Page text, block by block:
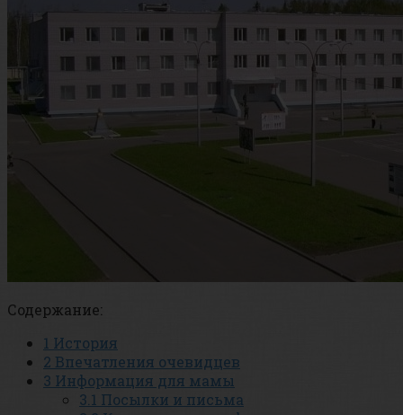
Содержание:
1 История
2 Впечатления очевидцев
3 Информация для мамы
3.1 Посылки и письма